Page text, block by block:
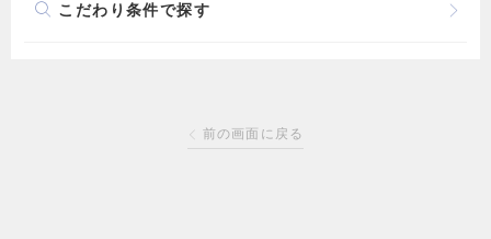
こだわり条件で探す
前の画面に戻る